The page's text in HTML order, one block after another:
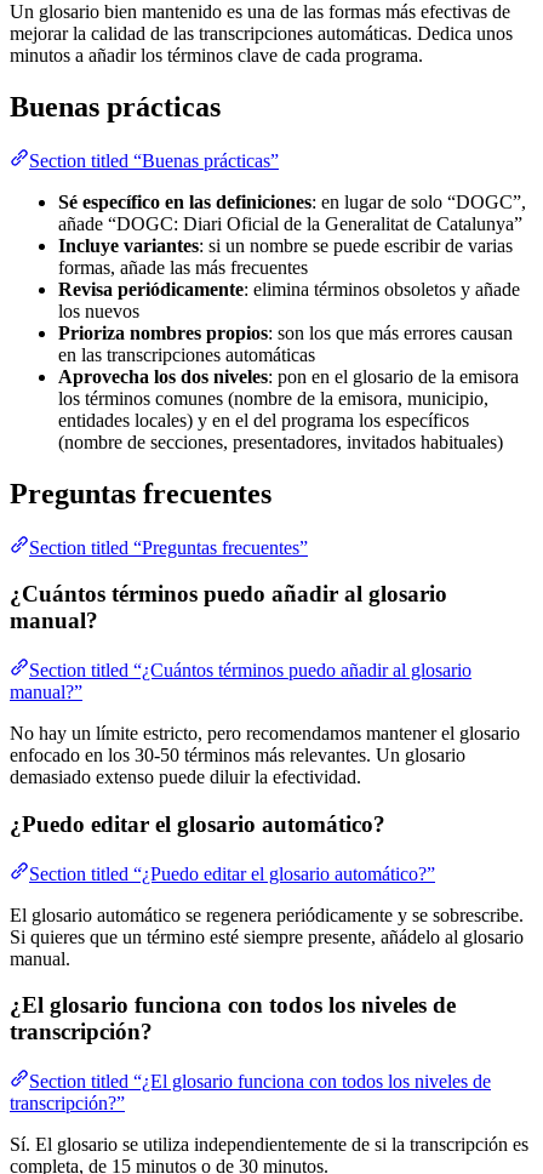
Un glosario bien mantenido es una de las formas más efectivas de
mejorar la calidad de las transcripciones automáticas. Dedica unos
minutos a añadir los términos clave de cada programa.
Buenas prácticas
Section titled “Buenas prácticas”
Sé específico en las definiciones: en lugar de solo “DOGC”,
añade “DOGC: Diari Oficial de la Generalitat de Catalunya”
Incluye variantes: si un nombre se puede escribir de varias
formas, añade las más frecuentes
Revisa periódicamente: elimina términos obsoletos y añade
los nuevos
Prioriza nombres propios: son los que más errores causan
en las transcripciones automáticas
Aprovecha los dos niveles: pon en el glosario de la emisora
los términos comunes (nombre de la emisora, municipio,
entidades locales) y en el del programa los específicos
(nombre de secciones, presentadores, invitados habituales)
Preguntas frecuentes
Section titled “Preguntas frecuentes”
¿Cuántos términos puedo añadir al glosario
manual?
Section titled “¿Cuántos términos puedo añadir al glosario
manual?”
No hay un límite estricto, pero recomendamos mantener el glosario
enfocado en los 30-50 términos más relevantes. Un glosario
demasiado extenso puede diluir la efectividad.
¿Puedo editar el glosario automático?
Section titled “¿Puedo editar el glosario automático?”
El glosario automático se regenera periódicamente y se sobrescribe.
Si quieres que un término esté siempre presente, añádelo al glosario
manual.
¿El glosario funciona con todos los niveles de
transcripción?
Section titled “¿El glosario funciona con todos los niveles de
transcripción?”
Sí. El glosario se utiliza independientemente de si la transcripción es
completa, de 15 minutos o de 30 minutos.